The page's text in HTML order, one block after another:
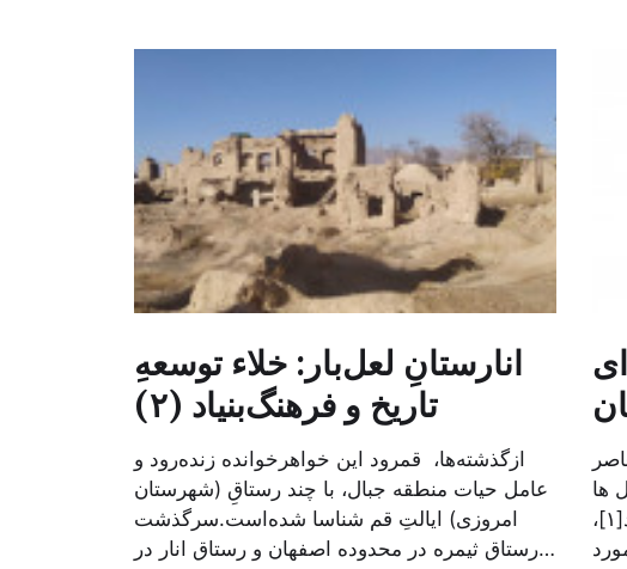
انارستانِ لعل‌بار: خلاء توسعهِ
تاریخ و فرهنگ‌بنیاد (۲)
ازگذشته‌ها، قمرود این خواهر‌خوانده زنده‌رود و
عامل حیات منطقه جبال، با چند رستاقِ (شهرستان
امروزی) ایالتِ قم شناسا شده‌است.سرگذشت
رستاق ثیمره در محدوده اصفهان و رستاق انار در…
ها
عنایتی بر۲۴ دقیقه ابتدای فیلم علف نمی شد[۱]،